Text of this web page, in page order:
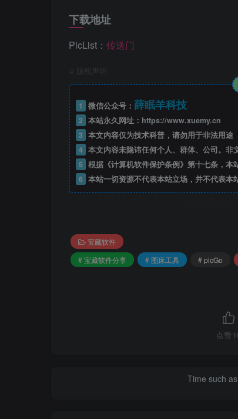
下载地址
PicList： 传送门
版权声明
1 微信公众号： 薛眠羊科技
2 本站永久网址： https://www.xuemy.cn
3 本文内容仅为技术科普，请勿用于非法用途
4 本文内容未隐讳任何个人、群体、公司。非
5 根据《计算机软件保护条例》第十七条，本
6 本站一切资源不代表本站立场，并不代表本
宝藏软件
# 宝藏软件分享
# 图床工具 # picGo
点赞
Time such